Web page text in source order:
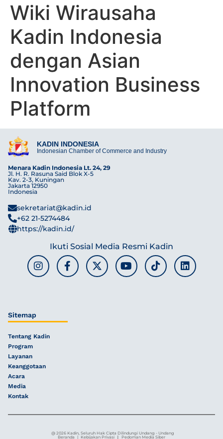
Wiki Wirausaha
Kadin Indonesia
dengan Asian
Innovation Business
Platform
KADIN INDONESIA
Indonesian Chamber of Commerce and Industry
Menara Kadin Indonesia Lt. 24, 29
Jl. H. R. Rasuna Said Blok X-5
Kav. 2-3, Kuningan
Jakarta 12950
Indonesia
sekretariat@kadin.id
+62 21-5274484
https://kadin.id/
Ikuti Sosial Media Resmi Kadin
Sitemap
Tentang Kadin
Program
Layanan
Keanggotaan
Acara
Media
Kontak
@ 2026 Kadin, Seluruh Hak Cipta Dilindungi Undang - Undang
Beranda
| Kebijakan Privasi Pedoman Media Siber